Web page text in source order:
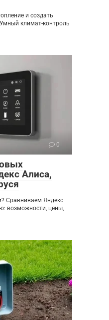
и создать
климат-контроль
0
Алиса,
Сравниваем Яндекс
возможности, цены,